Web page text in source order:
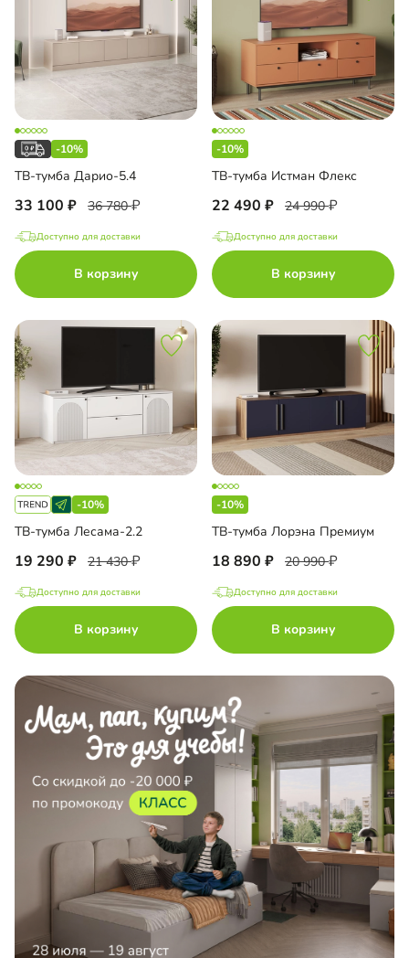
-10%
ТВ-тумба Дарио-5.4
33 100 36 780
Доступно для доставки
В корзину
-10%
ТВ-тумба Истман Флекс
22 490 24 990
Доступно для доставки
В корзину
-10%
ТВ-тумба Лесама-2.2
19 290 21 430
Доступно для доставки
В корзину
-10%
ТВ-тумба Лорэна Премиум
18 890 20 990
Доступно для доставки
В корзину